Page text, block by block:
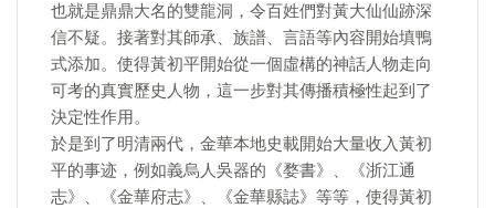
也就是鼎鼎大名的雙龍洞，令百姓們對黃大仙仙跡深
信不疑。接著對其師承、族譜、言語等內容開始填鴨
式添加。使得黃初平開始從一個虛構的神話人物走向
可考的真實歷史人物，這一步對其傳播積極性起到了
決定性作用。
於是到了明清兩代，金華本地史載開始大量收入黃初
平的事迹，例如義烏人吳器的《婺書》、《浙江通
志》、《金華府志》、《金華縣誌》等等，使得黃初